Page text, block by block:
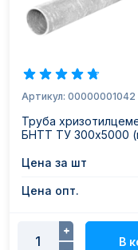
Артикул: 00000001042
Труба
БНТТ ТУ 300х5000
Цена за шт
Цена опт.
В